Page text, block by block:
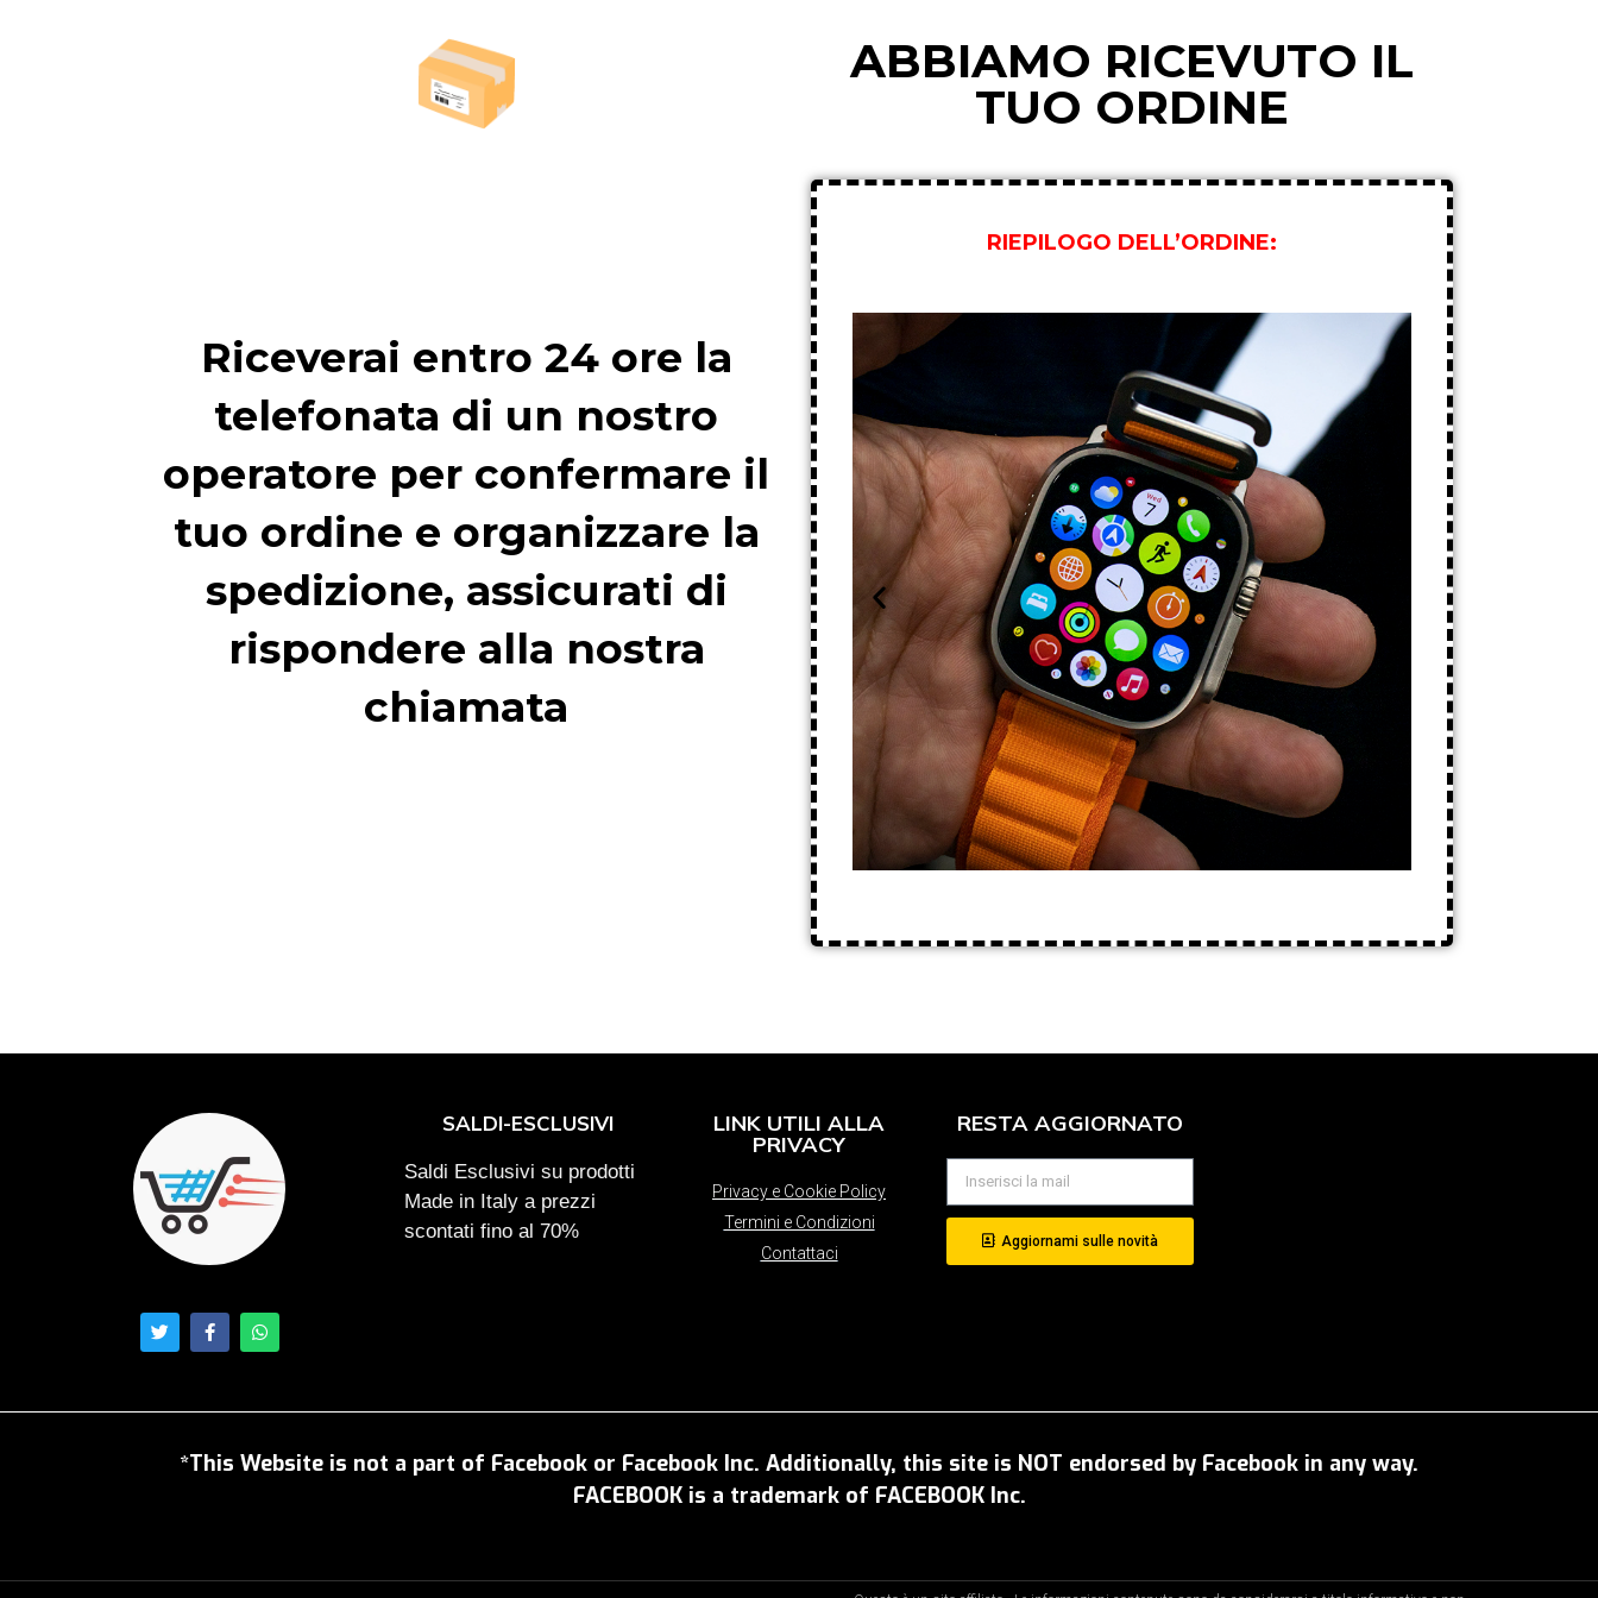
ABBIAMO RICEVUTO IL
TUO ORDINE
Riceverai entro 24 ore la
telefonata di un nostro
operatore per confermare il
tuo ordine e organizzare la
spedizione, assicurati di
rispondere alla nostra
chiamata
RIEPILOGO DELL’ORDINE:
SALDI-ESCLUSIVI
Saldi Esclusivi su prodotti
Made in Italy a prezzi
scontati fino al 70%
LINK UTILI ALLA
PRIVACY
Privacy e Cookie Policy
Termini e Condizioni
Contattaci
RESTA AGGIORNATO
Aggiornami sulle novità
*This Website is not a part of Facebook or Facebook Inc. Additionally, this site is NOT endorsed by Facebook in any way.
FACEBOOK is a trademark of FACEBOOK Inc.